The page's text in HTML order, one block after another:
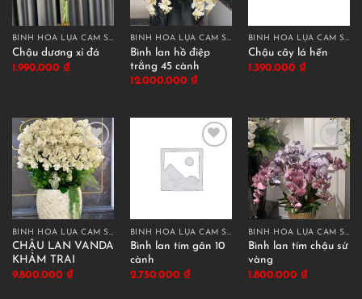
BÌNH HOA LỤA CẮM SẴN
Chậu dương xỉ đá
1.990.000 ₫
BÌNH HOA LỤA CẮM SẴN
Bình lan hồ điệp
trắng 45 cành
12.000.000 ₫
BÌNH HOA LỤA CẮM SẴN
Chậu cây lá hến
1.390.000 ₫
BÌNH HOA LỤA CẮM SẴN
CHẬU LAN VANDA
KHẢM TRAI
9.800.000 ₫
BÌNH HOA LỤA CẮM SẴN
Bình lan tím gân 10
cành
2.750.000 ₫
BÌNH HOA LỤA CẮM SẴN
Bình lan tím chậu sứ
vàng
1.800.000 ₫